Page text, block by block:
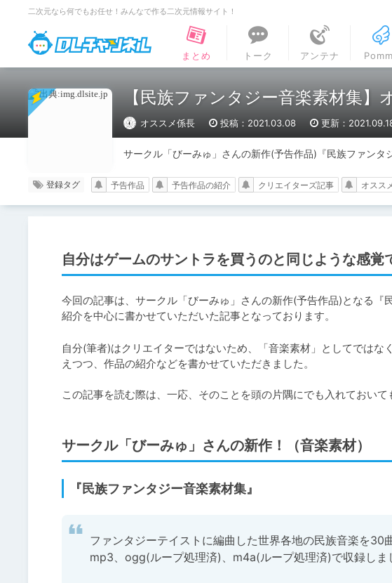
二次元なら何でもお任せ！みんなで作る二次元情報サイト！
DLチャンネル
まとめ
トーク アンテナ
【民族ファンタジー音楽素材集
オススメ係長 投稿：2021.03.08 更新：
サークル「びーみゅ」さんの新作(予告作品)『民族ファン
登録タグ 予告作品 予告作品の紹介 クリエイターズ記事 オスス
自分はゲームのサントラを買うのと同じような感
今回の記事は、サークル「びーみゅ」さんの新作(予告作品)となる
紹介を中心に書かせていただいた記事となっております。
自分(筆者)はクリエイターではないため、「音楽素材」としてでは
えつつ、作品の紹介などを書かせていただきました。
この記事を読む際は、一応、そのことを頭の片隅にでも入れておいて
サークル「びーみゅ」さんの新作！（音楽素材）
『民族ファンタジー音楽素材集』
ファンタジーテイストに編曲した世界各地の民族音楽を30曲
mp3、ogg(ループ処理済)、m4a(ループ処理済)で収録しま